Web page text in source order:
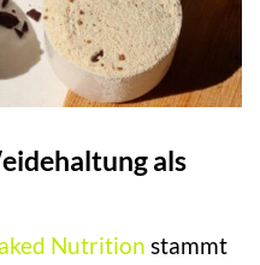
als
Nutrition stammt